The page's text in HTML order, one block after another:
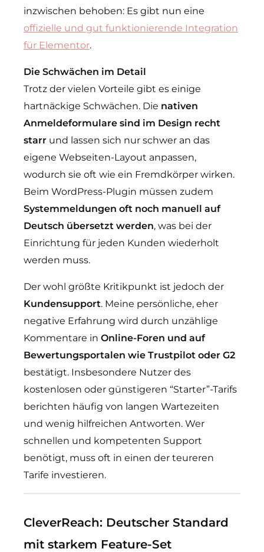
inzwischen behoben: Es gibt nun eine
offizielle und gut funktionierende Integration
für Elementor.
Die Schwächen im Detail
Trotz der vielen Vorteile gibt es einige
hartnäckige Schwächen. Die nativen
Anmeldeformulare sind im Design recht
starr und lassen sich nur schwer an das
eigene Webseiten-Layout anpassen,
wodurch sie oft wie ein Fremdkörper wirken.
Beim WordPress-Plugin müssen zudem
Systemmeldungen oft noch manuell auf
Deutsch übersetzt werden, was bei der
Einrichtung für jeden Kunden wiederholt
werden muss.
Der wohl größte Kritikpunkt ist jedoch der
Kundensupport. Meine persönliche, eher
negative Erfahrung wird durch unzählige
Kommentare in Online-Foren und auf
Bewertungsportalen wie Trustpilot oder G2
bestätigt. Insbesondere Nutzer des
kostenlosen oder günstigeren “Starter”-Tarifs
berichten häufig von langen Wartezeiten
und wenig hilfreichen Antworten. Wer
schnellen und kompetenten Support
benötigt, muss oft in einen der teureren
Tarife investieren.
CleverReach: Deutscher Standard
mit starkem Feature-Set